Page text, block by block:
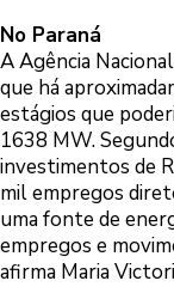
No Paraná
A Agência
que há
estágios que
1638 MW.
investimentos de
mil empregos
uma fonte de
empregos e
afirma Maria